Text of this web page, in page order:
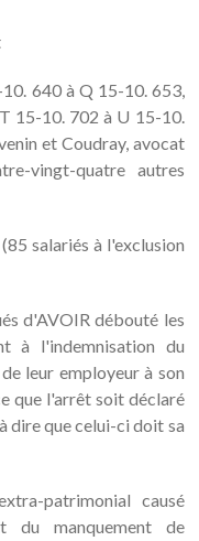
640 à Q 15-10. 653,
15-10. 702 à U 15-10.
et Coudray, avocat
vingt-quatre autres
salariés à l'exclusion
d'AVOIR débouté les
à l'indemnisation du
leur employeur à son
que l'arrêt soit déclaré
dire que celui-ci doit sa
patrimonial causé
du manquement de